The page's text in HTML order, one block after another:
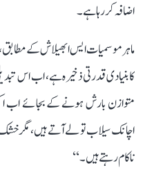
اضافہ کر رہا ہے۔
ماہر موسمیات ایس ابھیلاش کے
کا بنیادی قدرتی ذخیرہ ہے، اب اس
متوازن بارش ہونے کے بجائے اب
اچانک سیلاب تو لے آتے ہیں، مگر خشک
ناکام رہتے ہیں۔‘‘